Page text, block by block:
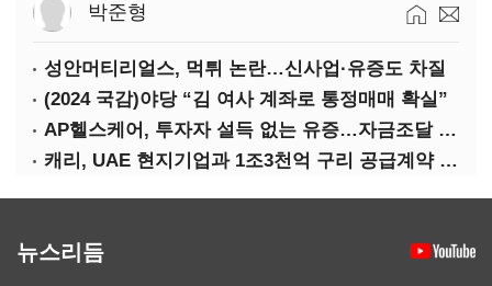
박준형
성안머티리얼스, 먹튀 논란…신사업·유증도 차질
(2024 국감)야당 “김 여사 계좌로 통정매매 확실”
AP헬스케어, 투자자 설득 없는 유증…자금조달 ‘빨간불’
캐리, UAE 현지기업과 1조3천억 구리 공급계약 체결
뉴스리듬